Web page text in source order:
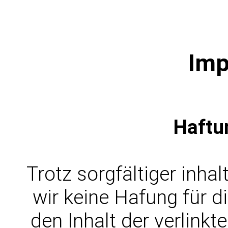
Trotz sorgfältiger
wir keine Hafung für
den Inhalt der